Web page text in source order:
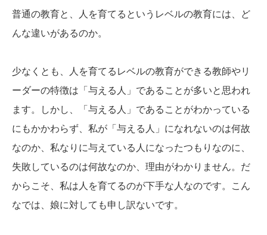
普通の教育と、人を育てるというレベルの教育には、ど
んな違いがあるのか。
少なくとも、人を育てるレベルの教育ができる教師やリ
ーダーの特徴は「与える人」であることが多いと思われ
ます。しかし、「与える人」であることがわかっている
にもかかわらず、私が「与える人」になれないのは何故
なのか、私なりに与えている人になったつもりなのに、
失敗しているのは何故なのか、理由がわかりません。だ
からこそ、私は人を育てるのが下手な人なのです。こん
なでは、娘に対しても申し訳ないです。